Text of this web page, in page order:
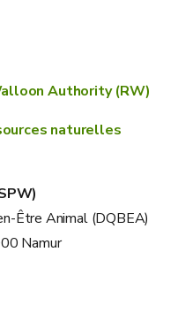
Authority (RW)
naturelles
Être Animal (DQBEA)
Namur